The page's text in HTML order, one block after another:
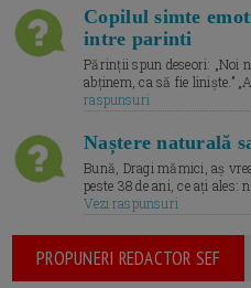
Copilul simte
intre parinti
Părinții spun deseori: „Noi
abținem, ca să fie liniște.”
raspunsuri
Naștere naturală
Bună, Dragi mămici, aș
peste 38 de ani, ce ați
Vezi raspunsuri
PROPUNERI REDACTOR SEF